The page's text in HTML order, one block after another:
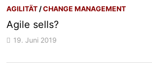
AGILITÄT /CHANGE MANAGEMENT
Agile sells?
19. Juni 2019